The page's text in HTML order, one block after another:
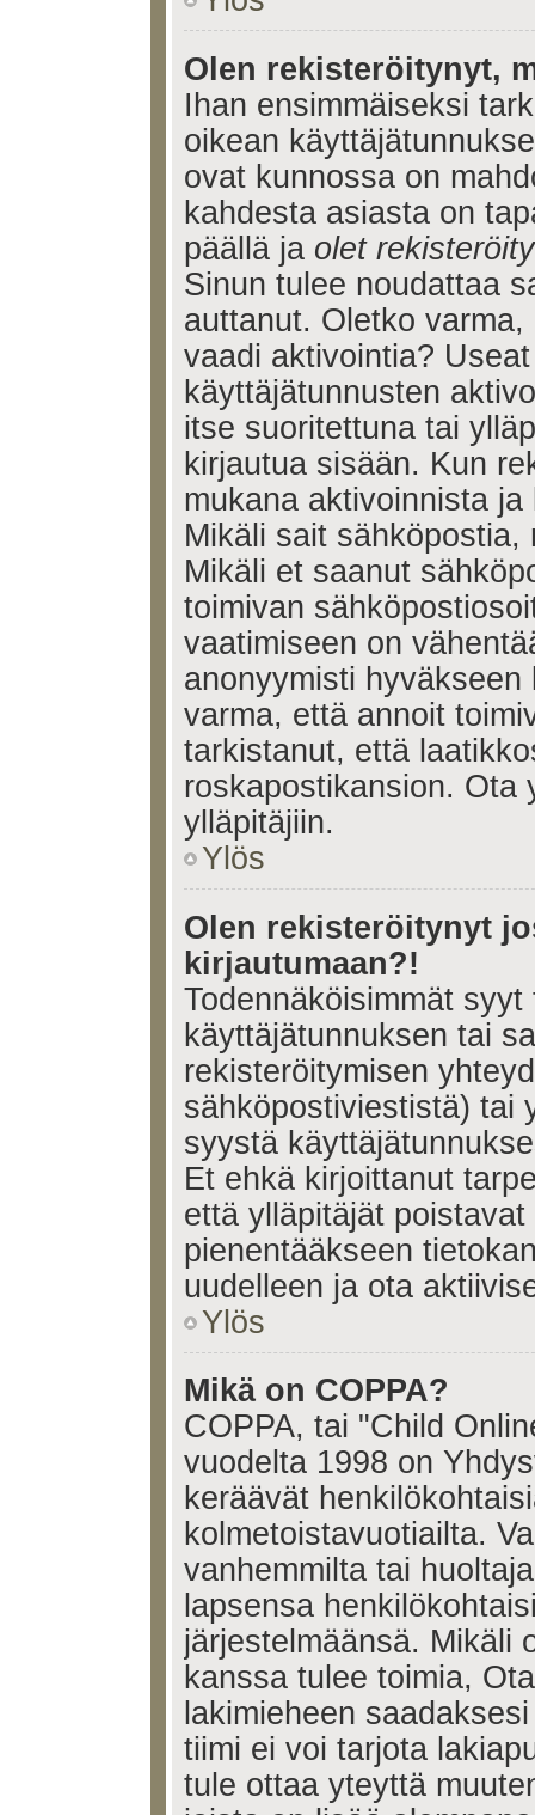
Olen rekisteröitynyt,
Ihan ensimmäiseksi
oikean
ovat kunnossa on
kahdesta asiasta on
päällä ja olet
Sinun tulee noudattaa
auttanut. Oletko
vaadi aktivointia?
käyttäjätunnusten
itse suoritettuna tai
kirjautua sisään. Kun
mukana aktivoinnista
Mikäli sait
Mikäli et saanut
toimivan
vaatimiseen on
anonyymisti
varma, että annoit
tarkistanut, että
roskapostikansion. Ota
ylläpitäjiin.
Ylös
Olen rekisteröitynyt
kirjautumaan?!
Todennäköisimmät
käyttäjätunnuksen tai
rekisteröitymisen
sähköpostiviestistä) tai
syystä
Et ehkä kirjoittanut
että ylläpitäjät
pienentääkseen
uudelleen ja ota
Ylös
Mikä on COPPA?
COPPA, tai "Child
vuodelta 1998 on
keräävät
kolmetoistavuotiailta.
vanhemmilta tai
lapsensa
järjestelmäänsä. Mikäli
kanssa tulee toimia,
lakimieheen
tiimi ei voi tarjota
tule ottaa yteyttä